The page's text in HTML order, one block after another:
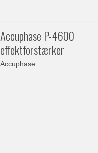
Accuphase P-4600
effektforstærker
Accuphase